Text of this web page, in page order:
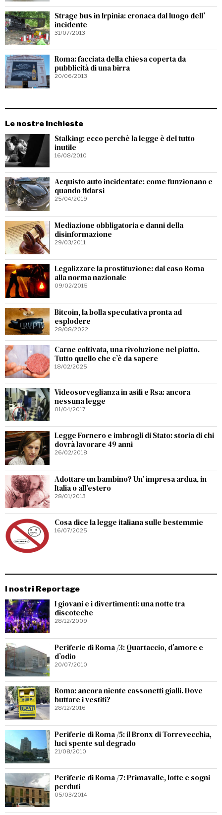
Strage bus in Irpinia: cronaca dal luogo dell’
incidente
31/07/2013
Roma: facciata della chiesa coperta da
pubblicità di una birra
20/06/2013
Le nostre Inchieste
Stalking: ecco perchè la legge è del tutto
inutile
16/08/2010
Acquisto auto incidentate: come funzionano e
quando fidarsi
25/04/2019
Mediazione obbligatoria e danni della
disinformazione
29/03/2011
Legalizzare la prostituzione: dal caso Roma
alla norma nazionale
09/02/2015
Bitcoin, la bolla speculativa pronta ad
esplodere
28/08/2022
Carne coltivata, una rivoluzione nel piatto.
Tutto quello che c’è da sapere
18/02/2025
Videosorveglianza in asili e Rsa: ancora
nessuna legge
01/04/2017
Legge Fornero e imbrogli di Stato: storia di chi
dovrà lavorare 49 anni
26/02/2018
Adottare un bambino? Un’ impresa ardua, in
Italia o all’estero
28/01/2013
Cosa dice la legge italiana sulle bestemmie
16/07/2025
I nostri Reportage
I giovani e i divertimenti: una notte tra
discoteche
28/12/2009
Periferie di Roma /3: Quartaccio, d’amore e
d’odio
20/07/2010
Roma: ancora niente cassonetti gialli. Dove
buttare i vestiti?
28/12/2016
Periferie di Roma /5: il Bronx di Torrevecchia,
luci spente sul degrado
21/08/2010
Periferie di Roma /7: Primavalle, lotte e sogni
perduti
05/03/2014